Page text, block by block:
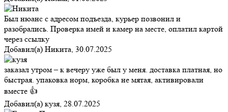
Был нюанс с адресом подъезда, курьер позвонил и
разобрались. Проверка имей и камер на месте, оплатил картой
через ссылку
Добавил(а) Никита, 30.07.2025
заказал утром – к вечеру уже был у меня. доставка платная, но
быстрая. упаковка норм, коробка не мятая, активировали
вместе 👍
Добавил(а) кузя, 28.07.2025